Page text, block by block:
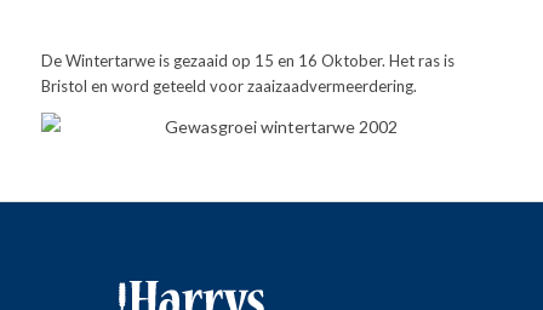
De Wintertarwe is gezaaid op 15 en 16 Oktober. Het ras is
Bristol en word geteeld voor zaaizaadvermeerdering.